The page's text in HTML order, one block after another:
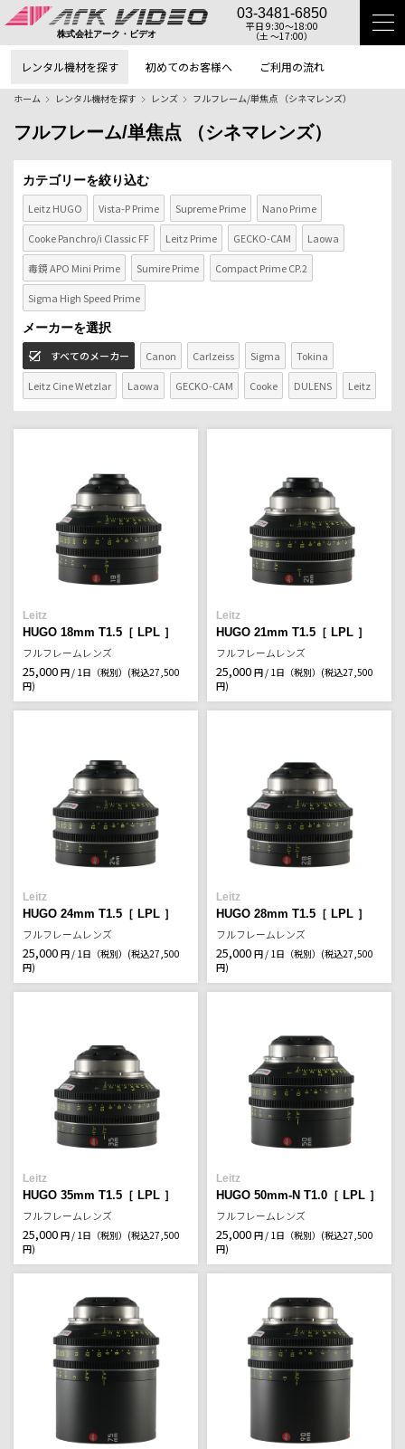
株式会社アーク・ビデオ
03-3481-6850
平日 9:30〜18:00
（土 〜17:00）
レンタル機材を探す 初めてのお客様へ ご利用の流れ
ホーム レンタル機材を探す レンズ フルフレーム/単焦点 （シネマレンズ）
フルフレーム/単焦点 （シネマレンズ）
カテゴリーを絞り込む
Leitz HUGO
Vista-P Prime Supreme Prime Nano Prime
Cooke Panchro/i Classic FF Leitz Prime GECKO-CAM Laowa
毒鏡 APO Mini Prime Sumire Prime Compact Prime CP.2
Sigma High Speed Prime
メーカーを選択
すべてのメーカー
Canon Carlzeiss Sigma Tokina
Leitz Cine Wetzlar Laowa GECKO-CAM Cooke DULENS Leitz
Leitz
HUGO 18mm T1.5［ LPL ］
フルフレームレンズ
25,000 円 / 1日（税別） (税込27,500
円)
Leitz
HUGO 21mm T1.5［ LPL ］
フルフレームレンズ
25,000 円 / 1日（税別） (税込27,500
円)
Leitz
HUGO 24mm T1.5［ LPL ］
フルフレームレンズ
25,000 円 / 1日（税別） (税込27,500
円)
Leitz
HUGO 28mm T1.5［ LPL ］
フルフレームレンズ
25,000 円 / 1日（税別） (税込27,500
円)
Leitz
HUGO 35mm T1.5［ LPL ］
フルフレームレンズ
25,000 円 / 1日（税別） (税込27,500
円)
Leitz
HUGO 50mm-N T1.0［ LPL ］
フルフレームレンズ
25,000 円 / 1日（税別） (税込27,500
円)